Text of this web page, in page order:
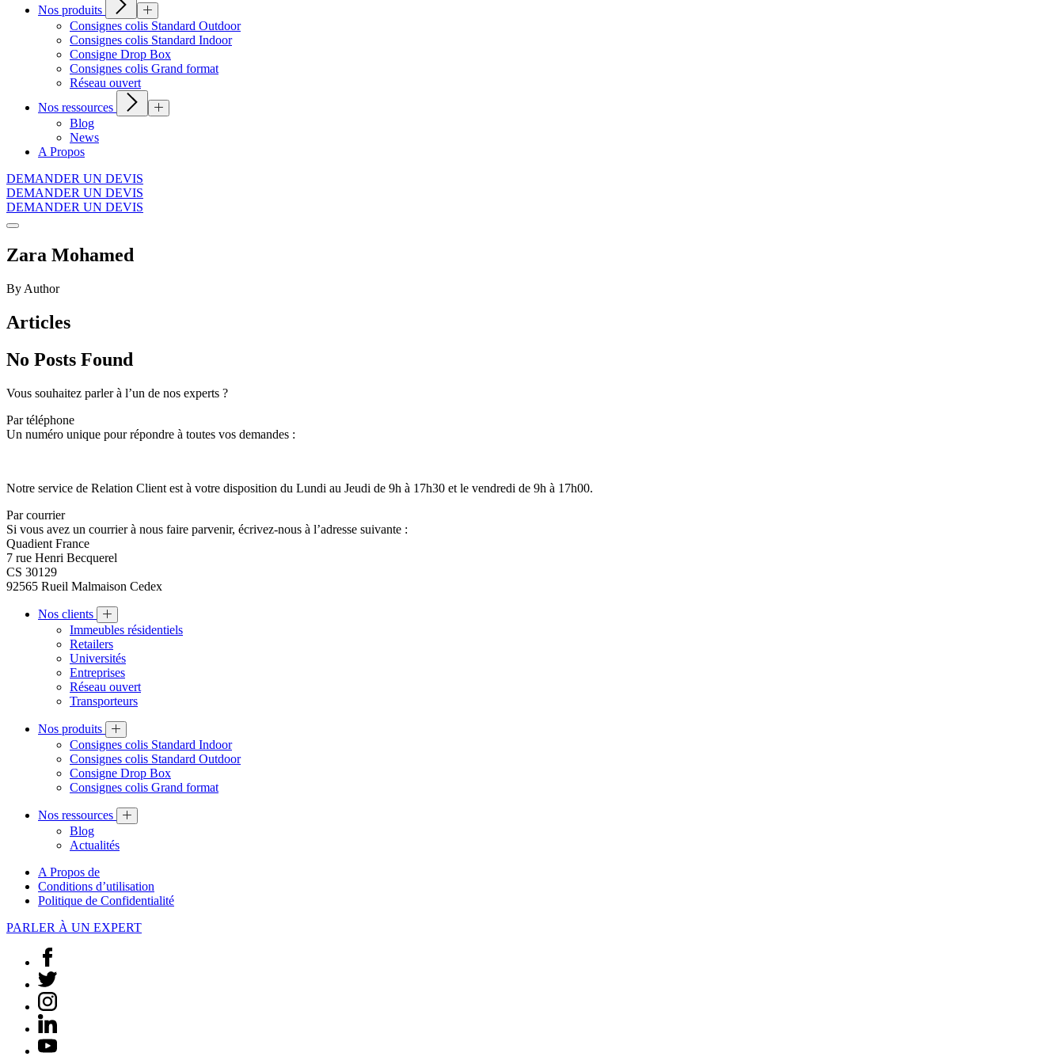
Nos produits
Consignes colis Standard Outdoor
Consignes colis Standard Indoor
Consigne Drop Box
Consignes colis Grand format
Réseau ouvert
Nos ressources
Blog
News
A Propos
DEMANDER UN DEVIS
DEMANDER UN DEVIS
DEMANDER UN DEVIS
Zara Mohamed
By Author
Articles
No Posts Found
Vous souhaitez parler à l’un de nos experts ?
Par téléphone
Un numéro unique pour répondre à toutes vos demandes :
Notre service de Relation Client est à votre disposition du Lundi au Jeudi de 9h à 17h30 et le vendredi de 9h à 17h00.
Par courrier
Si vous avez un courrier à nous faire parvenir, écrivez-nous à l’adresse suivante :
Quadient France
7 rue Henri Becquerel
CS 30129
92565 Rueil Malmaison Cedex
Nos clients
Immeubles résidentiels
Retailers
Universités
Entreprises
Réseau ouvert
Transporteurs
Nos produits
Consignes colis Standard Indoor
Consignes colis Standard Outdoor
Consigne Drop Box
Consignes colis Grand format
Nos ressources
Blog
Actualités
A Propos de
Conditions d’utilisation
Politique de Confidentialité
PARLER À UN EXPERT